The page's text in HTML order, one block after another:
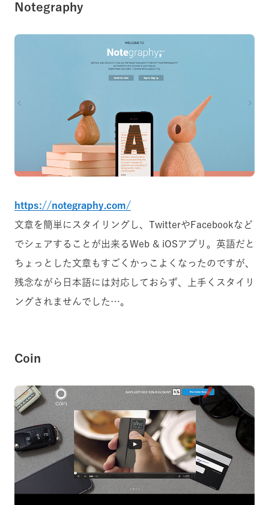
Notegraphy
https://notegraphy.com/
文章を簡単にスタイリングし、TwitterやFacebookなど
でシェアすることが出来るWeb & iOSアプリ。英語だと
ちょっとした文章もすごくかっこよくなったのですが、
残念ながら日本語には対応しておらず、上手くスタイリ
ングされませんでした…。
Coin